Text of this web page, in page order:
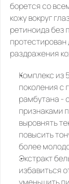
борется со
кожу вокруг
ретиноида без
раздражения
Комплекс из
поколения с
рамбутана -
признаками
выровнять
повысить
более
Экстракт
избавиться